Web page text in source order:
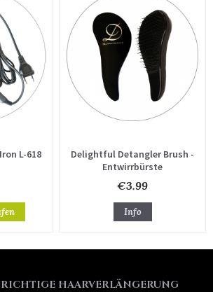
L-618
Delightful Detangler Brush -
Entwirrbürste
€3.99
Info
HAARVERLÄNGERUNG